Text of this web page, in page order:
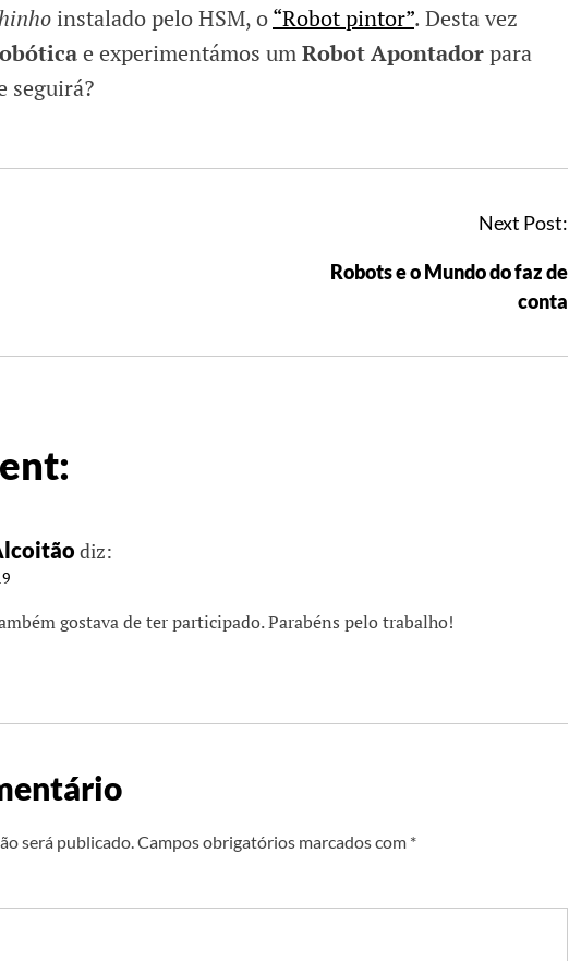
instalado pelo HSM, o“Robot pintor”. Desta vez
e experimentámos umRobot Apontadorpara
seguirá?
Next Post:
Robots e o Mundo do faz de
conta
diz:
gostava de ter participado. Parabéns pelo trabalho!
será publicado.Campos obrigatórios marcados com *